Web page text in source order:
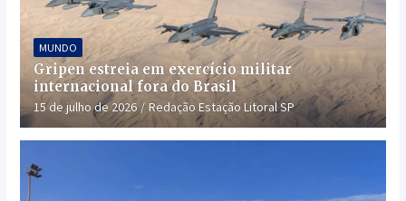
MUNDO
Gripen estreia em exercício militar
internacional fora do Brasil
15 de julho de 2026 Redação Estação Litoral SP